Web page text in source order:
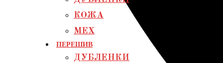
КОЖА
МЕХ
ПЕРЕШИВ
ДУБЛЕНКИ